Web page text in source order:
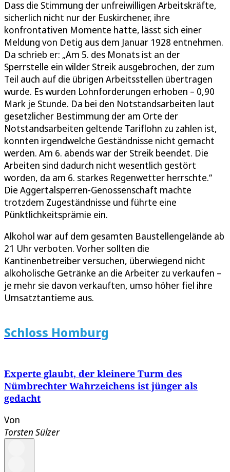
Dass die Stimmung der unfreiwilligen Arbeitskräfte,
sicherlich nicht nur der Euskirchener, ihre
konfrontativen Momente hatte, lässt sich einer
Meldung von Detig aus dem Januar 1928 entnehmen.
Da schrieb er: „Am 5. des Monats ist an der
Sperrstelle ein wilder Streik ausgebrochen, der zum
Teil auch auf die übrigen Arbeitsstellen übertragen
wurde. Es wurden Lohnforderungen erhoben – 0,90
Mark je Stunde. Da bei den Notstandsarbeiten laut
gesetzlicher Bestimmung der am Orte der
Notstandsarbeiten geltende Tariflohn zu zahlen ist,
konnten irgendwelche Geständnisse nicht gemacht
werden. Am 6. abends war der Streik beendet. Die
Arbeiten sind dadurch nicht wesentlich gestört
worden, da am 6. starkes Regenwetter herrschte.“
Die Aggertalsperren-Genossenschaft machte
trotzdem Zugeständnisse und führte eine
Pünktlichkeitsprämie ein.
Alkohol war auf dem gesamten Baustellengelände ab
21 Uhr verboten. Vorher sollten die
Kantinenbetreiber versuchen, überwiegend nicht
alkoholische Getränke an die Arbeiter zu verkaufen –
je mehr sie davon verkauften, umso höher fiel ihre
Umsatztantieme aus.
Schloss Homburg
Experte glaubt, der kleinere Turm des
Nümbrechter Wahrzeichens ist jünger als
gedacht
Von
Torsten Sülzer